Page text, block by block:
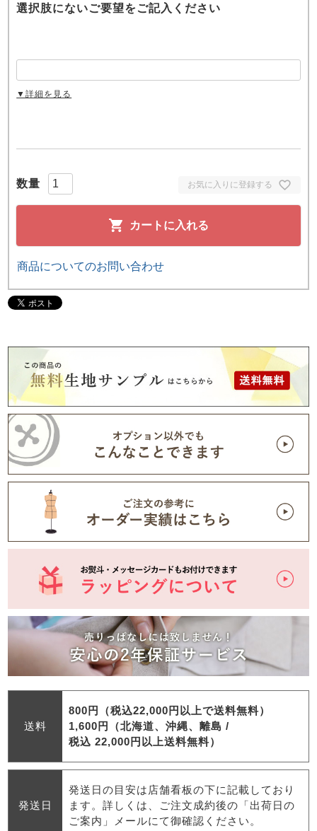
お気に入りに登録する
カートに入れる
選択肢にないご要望をご記入ください
▼詳細を見る
商品についてのお問い合わせ
送料
800円（税込22,000円以上で送料無料）
1,600円（北海道、沖縄、離島 /
税込 22,000円以上送料無料）
発送日
発送日の目安は店舗看板の下に記載しており
ます。詳しくは、ご注文成約後の「出荷日の
ご案内」メールにて御確認ください。